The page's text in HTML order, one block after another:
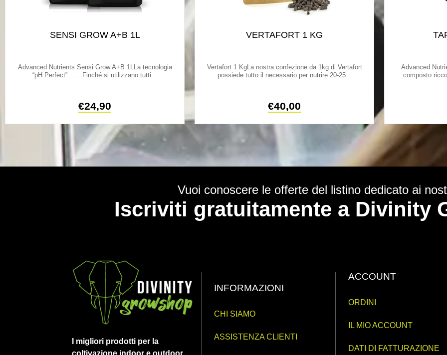
SENSI GROW A+B 1L
Advanced Nutrients Sensi Grow A+B 1LLa tecnologia
“pH Perfect”…… Finché si utilizzano tutti...
€24,90
VERTAFORT 1 KG
Vertafort 1 KgLa nostra confezione da 1kg di Vertafort
possiede tutto il necessario per nutrire 20-25...
€40,00
Advanced
composto
Vuoi conoscere le offerte del listino dedicato ai
Iscriviti gratuitamente a Divinity
I migliori prodotti per la
INFORMAZIONI
CHI SIAMO
ASSISTENZA CLIENTI
ACCOUNT
ORDINI
IL MIO ACCOUNT
DATI DI FATTURAZIONE